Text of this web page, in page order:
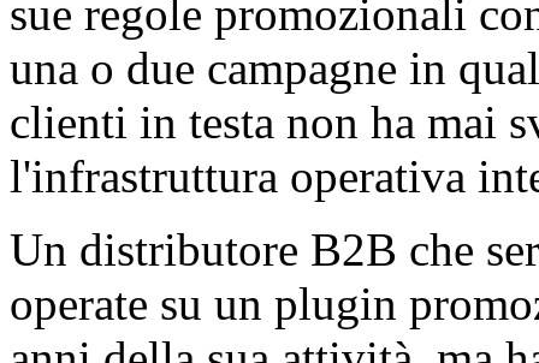
sue regole promozionali
una o due campagne in
clienti in testa non ha mai
l'infrastruttura operativa
Un distributore B2B che
operate su un plugin